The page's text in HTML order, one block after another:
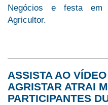
Negócios e festa em
Agricultor.
ASSISTA AO
AGRISTAR ATRAI
PARTICIPANTES